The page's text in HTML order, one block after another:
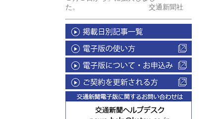
た。 交通新聞社